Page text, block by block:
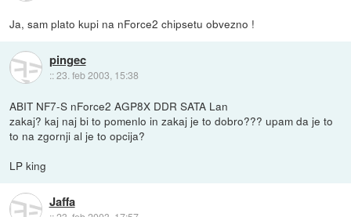
Ja, sam plato kupi na nForce2 chipsetu obvezno !
pingec
::23. feb 2003, 15:38
ABIT NF7-S nForce2 AGP8X DDR SATA Lan
zakaj? kaj naj bi to pomenlo in zakaj je to dobro??? upam da je to
to na zgornji al je to opcija?
LP king
Jaffa